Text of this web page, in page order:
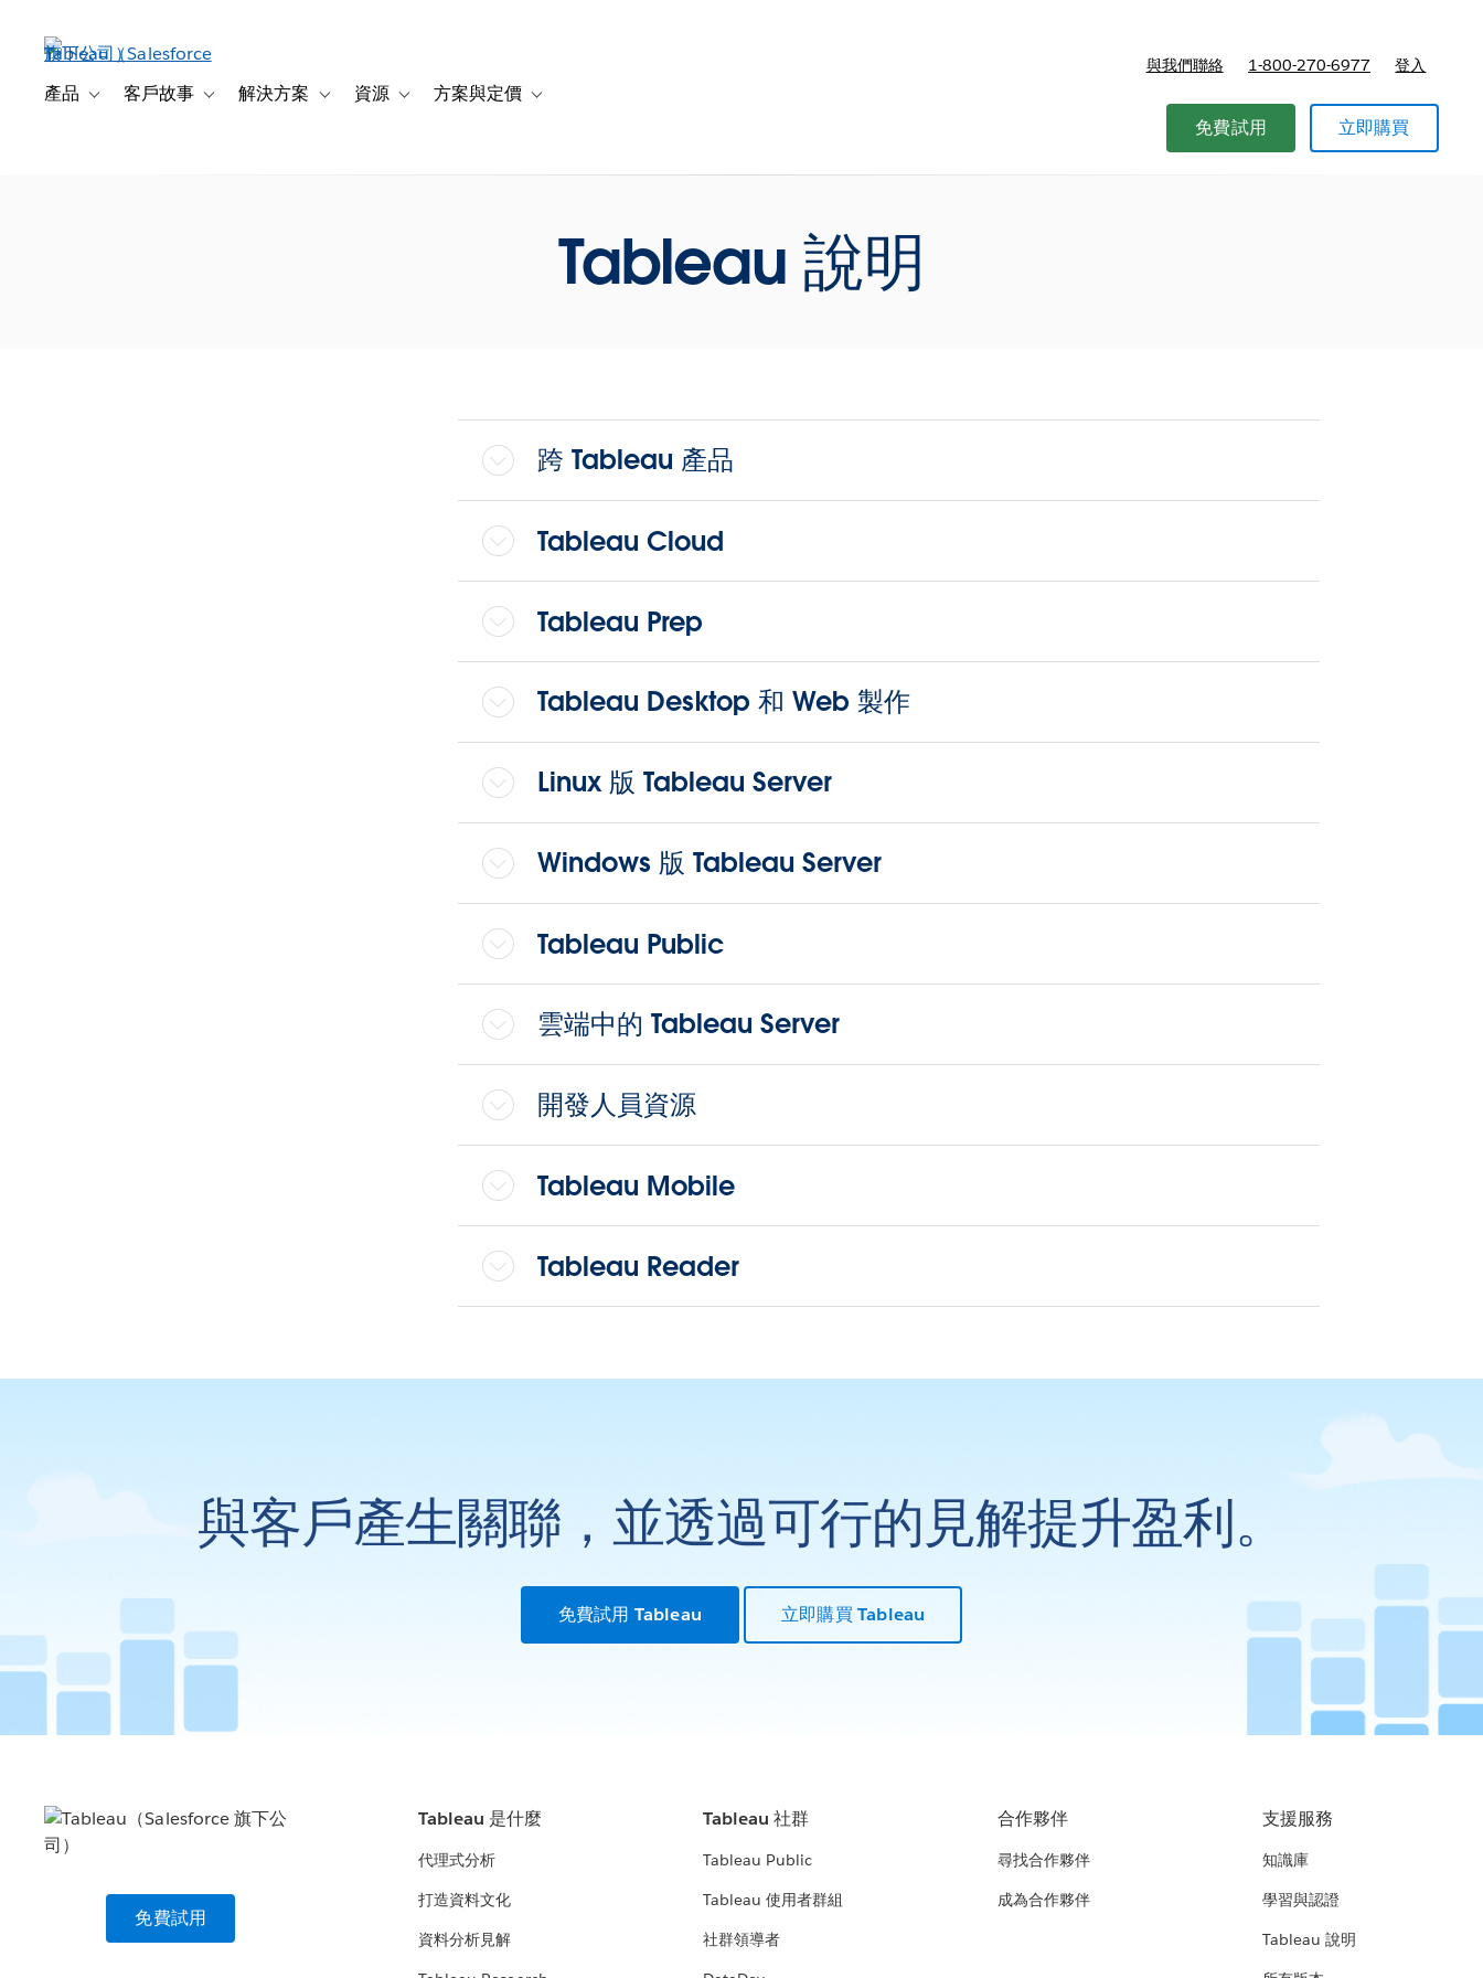
產品 Toggle sub-navigation for 產品
客戶故事 Toggle sub-navigation for 客戶故事
解決方案 Toggle sub-navigation for 解決方案
資源 Toggle sub-navigation for 資源
方案與定價 Toggle sub-navigation for 方案與定價
與我們聯絡 1-800-270-6977 登入
免費試用 立即購買
Tableau 說明
跨 Tableau 產品
Tableau Cloud
Tableau Prep
Tableau Desktop 和 Web 製作
Linux 版 Tableau Server
Windows 版 Tableau Server
Tableau Public
雲端中的 Tableau Server
開發人員資源
Tableau Mobile
Tableau Reader
與客戶產生關聯，並透過可行的見解提升盈利。
免費試用 Tableau 立即購買 Tableau
免費試用
Tableau 是什麼
代理式分析
打造資料文化
資料分析見解
Tableau 社群
Tableau Public
Tableau 使用者群組
社群領導者
合作夥伴
尋找合作夥伴
成為合作夥伴
支援服務
知識庫
學習與認證
Tableau 說明